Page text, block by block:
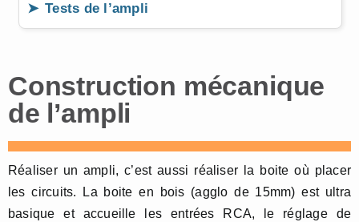
Tests de l’ampli
Construction mécanique
de l’ampli
Réaliser un ampli, c’est aussi réaliser la boite où placer
les circuits. La boite en bois (agglo de 15mm) est ultra
basique et accueille les entrées RCA, le réglage de